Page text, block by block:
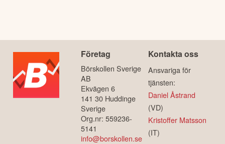
Företag
Börskollen Sverige
AB
Ekvägen 6
141 30 Huddinge
Sverige
Org.nr: 559236-
5141
info@borskollen.se
Kontakta oss
Ansvariga för
tjänsten:
Daniel Åstrand
(VD)
Kristoffer Matsson
(IT)